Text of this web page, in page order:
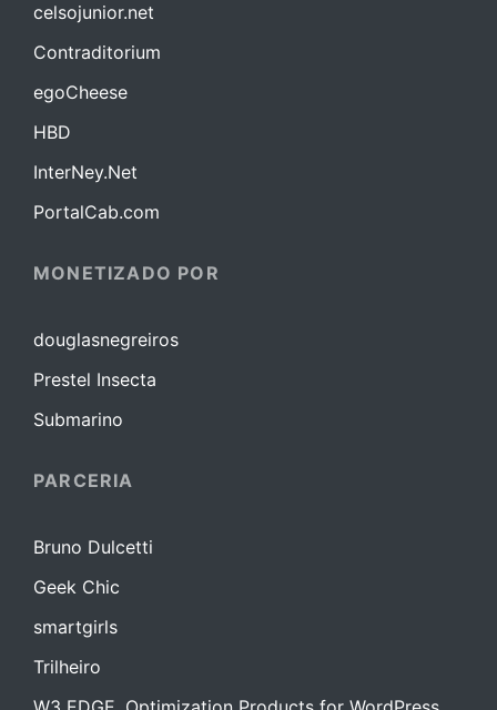
celsojunior.net
Contraditorium
egoCheese
HBD
InterNey.Net
PortalCab.com
MONETIZADO POR
douglasnegreiros
Prestel Insecta
Submarino
PARCERIA
Bruno Dulcetti
Geek Chic
smartgirls
Trilheiro